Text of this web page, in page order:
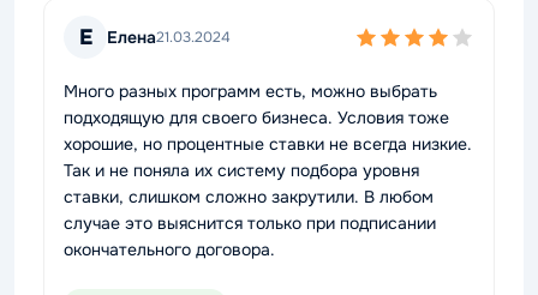
Е Елена21.03.2024
Много разных программ есть, можно выбрать
подходящую для своего бизнеса. Условия тоже
хорошие, но процентные ставки не всегда низкие.
Так и не поняла их систему подбора уровня
ставки, слишком сложно закрутили. В любом
случае это выяснится только при подписании
окончательного договора.